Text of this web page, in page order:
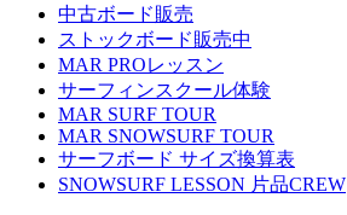
中古ボード販売
ストックボード販売中
MAR PROレッスン
サーフィンスクール体験
MAR SURF TOUR
MAR SNOWSURF TOUR
サーフボード サイズ換算表
SNOWSURF LESSON 片品CREW